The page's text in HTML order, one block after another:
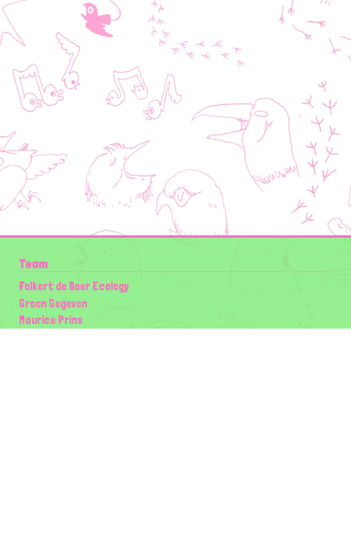
Team
Folkert de Boer Ecology
Groen Gegeven
Maurice Prins